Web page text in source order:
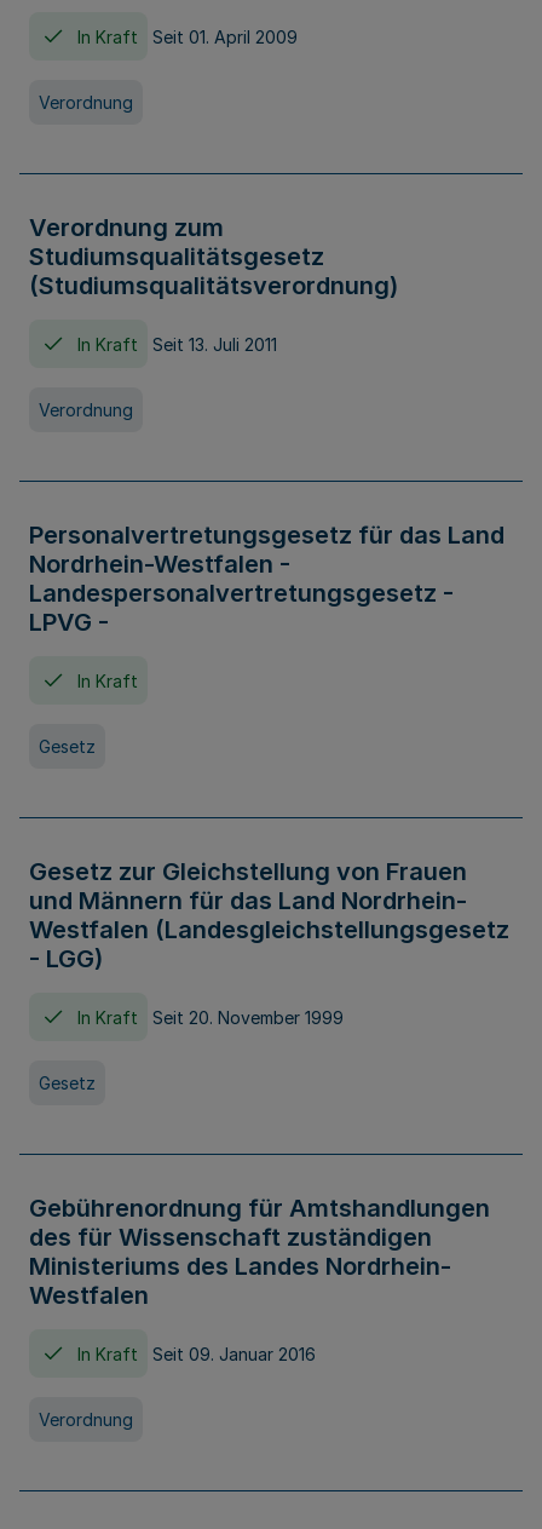
In Kraft Seit 01. April 2009
Verordnung
Verordnung zum
Studiumsqualitätsgesetz
(Studiumsqualitätsverordnung)
In Kraft Seit 13. Juli 2011
Verordnung
Personalvertretungsgesetz für das Land
Nordrhein-Westfalen -
Landespersonalvertretungsgesetz -
LPVG -
In Kraft
Gesetz
Gesetz zur Gleichstellung von Frauen
und Männern für das Land Nordrhein-
Westfalen (Landesgleichstellungsgesetz
- LGG)
In Kraft Seit 20. November 1999
Gesetz
Gebührenordnung für Amtshandlungen
des für Wissenschaft zuständigen
Ministeriums des Landes Nordrhein-
Westfalen
In Kraft Seit 09. Januar 2016
Verordnung